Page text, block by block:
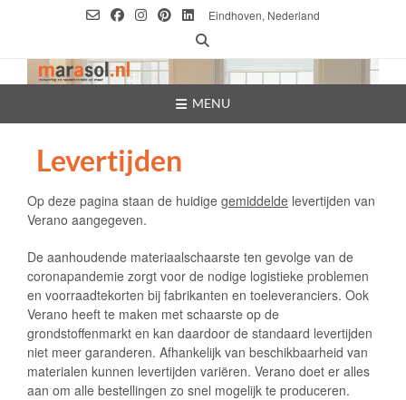
Eindhoven, Nederland
MENU
Levertijden
Op deze pagina staan de huidige gemiddelde levertijden van
Verano aangegeven.
De aanhoudende materiaalschaarste ten gevolge van de
coronapandemie zorgt voor de nodige logistieke problemen
en voorraadtekorten bij fabrikanten en toeleveranciers. Ook
Verano heeft te maken met schaarste op de
grondstoffenmarkt en kan daardoor de standaard levertijden
niet meer garanderen. Afhankelijk van beschikbaarheid van
materialen kunnen levertijden variëren. Verano doet er alles
aan om alle bestellingen zo snel mogelijk te produceren.